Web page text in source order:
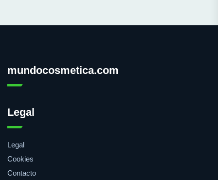
mundocosmetica.com
Legal
Legal
Cookies
Contacto